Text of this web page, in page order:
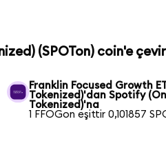
(SPOTon) coin'e
Franklin Focused Growth
Tokenized)'dan Spotify
Tokenized)'na
1 FFOGon eşittir 0,101857